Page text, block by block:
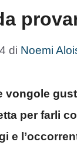
di Noemi
vongole
per farli
e